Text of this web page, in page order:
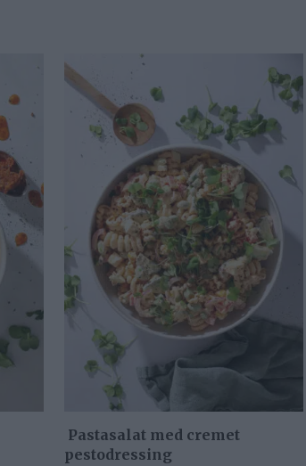
Pastasalat med cremet
pestodressing